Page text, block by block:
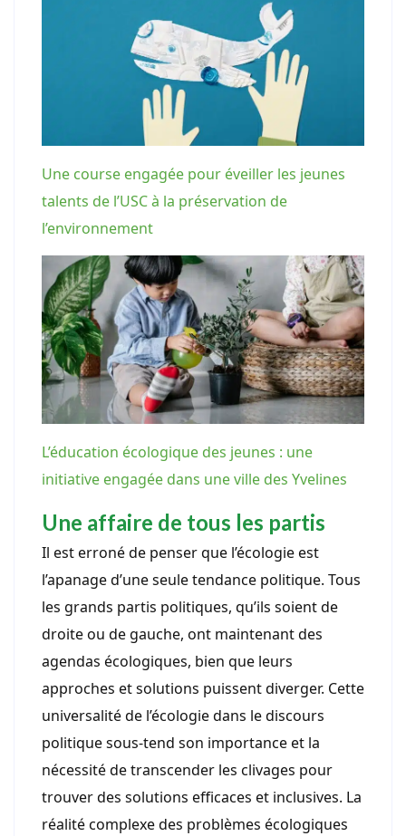
Une course engagée pour éveiller les jeunes
talents de l’USC à la préservation de
l’environnement
L’éducation écologique des jeunes : une
initiative engagée dans une ville des Yvelines
Une affaire de tous les partis
Il est erroné de penser que l’écologie est
l’apanage d’une seule tendance politique. Tous
les grands partis politiques, qu’ils soient de
droite ou de gauche, ont maintenant des
agendas écologiques, bien que leurs
approches et solutions puissent diverger. Cette
universalité de l’écologie dans le discours
politique sous-tend son importance et la
nécessité de transcender les clivages pour
trouver des solutions efficaces et inclusives. La
réalité complexe des problèmes écologiques